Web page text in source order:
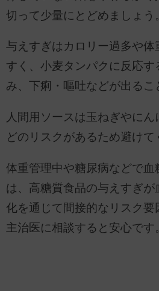
切って少量にとどめましょう
与えすぎはカロリー過多や体
すく、小麦タンパクに反応
み、下痢・嘔吐などが出るこ
人間用ソースは玉ねぎやに
どのリスクがあるため避けて
体重管理中や糖尿病などで血
は、高糖質食品の与えすぎ
化を通じて間接的なリスク要
主治医に相談すると安心です